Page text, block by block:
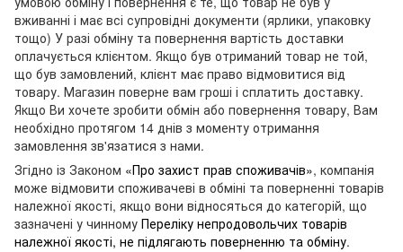
вживанні і має всі супровідні документи (ярлики, упаковку
тощо) У разі обміну та повернення вартість доставки
оплачується клієнтом. Якщо був отриманий товар не той,
що був замовлений, клієнт має право відмовитися від
товару. Магазин поверне вам гроші і сплатить доставку.
Якщо Ви хочете зробити обмін або повернення товару, Вам
необхідно протягом 14 днів з моменту отримання
замовлення зв'язатися з нами.
Згідно із Законом «Про захист прав споживачів», компанія
може відмовити споживачеві в обміні та поверненні товарів
належної якості, якщо вони відносяться до категорій, що
зазначені у чинному Переліку непродовольчих товарів
належної якості, не підлягають поверненню та обміну.